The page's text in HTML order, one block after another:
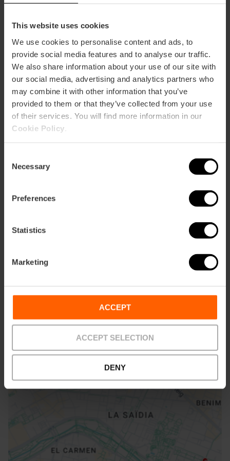
This website uses cookies
We use cookies to personalise content and ads, to
provide social media features and to analyse our traffic.
We also share information about your use of our site with
our social media, advertising and analytics partners who
may combine it with other information that you’ve
provided to them or that they’ve collected from your use
of their services. You will find more information in our
Cookie Policy
Selection
Necessary
Preferences
Statistics
Marketing
ACCEPT
ACCEPT SELECTION
DENY
School:50
Cocktail:100
Marina
m2:50
Audit:50
School:40
Banquet:36
Cocktail:50
Terraza Omega
Audit:0
Banquet:60
Cómo llegar
Metro
Bus
Paseo Neptuno, 2 46011 València